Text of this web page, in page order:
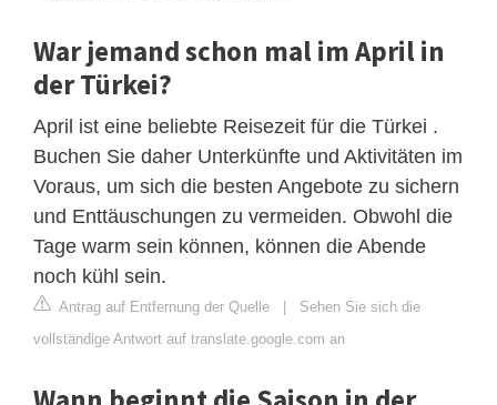
War jemand schon mal im April in
der Türkei?
April ist eine beliebte Reisezeit für die Türkei .
Buchen Sie daher Unterkünfte und Aktivitäten im
Voraus, um sich die besten Angebote zu sichern
und Enttäuschungen zu vermeiden. Obwohl die
Tage warm sein können, können die Abende
noch kühl sein.
Antrag auf Entfernung der Quelle | Sehen Sie sich die
vollständige Antwort auf translate.google.com an